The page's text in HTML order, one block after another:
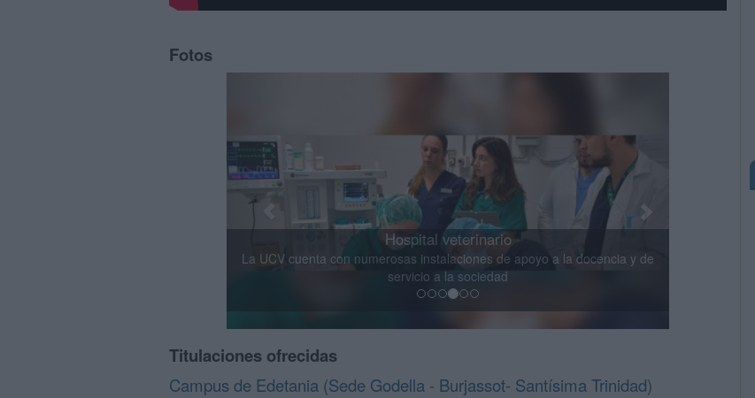
Fotos
Sala Quirófano del Hospital Virtual de la UCV
Todas sus instalaciones están equipadas con moderna tecnología para facilitar
el aprendizaje y una enseñanza dinámica
Titulaciones ofrecidas
Campus de Edetania (Sede Godella - Burjassot- Santísima Trinidad)